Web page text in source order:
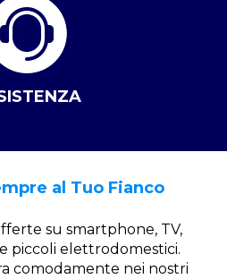
al Tuo Fianco
su smartphone, TV,
piccoli elettrodomestici.
comodamente nei nostri